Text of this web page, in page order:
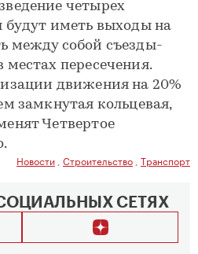
четырех
будут иметь выходы на
между собой съезды-
пересечения.
движения на 20%
замкнутая кольцевая,
Четвертое
Новости Строительство Транспорт
СЕТЯХ